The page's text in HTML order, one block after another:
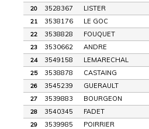
20 3528367 LISTER
21 3538176 LE GOC
22 3538828 FOUQUET
23 3530662 ANDRE
24 3549158 LEMARECHAL
25 3538878 CASTAING
26 3545239 GUERAULT
27 3539883 BOURGEON
28 3540345 FADET
29 3539985 POIRRIER